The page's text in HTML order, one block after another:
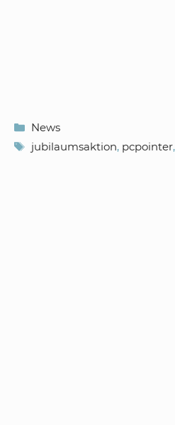
Kategorien
News
Schlagwörter
jubilaumsaktion, pcpointer,